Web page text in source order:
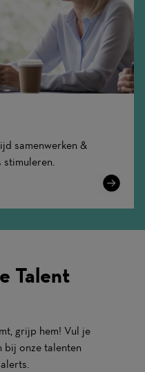
samenwerken &
stimuleren.
Learn
Talent
grijp hem! Vul je
bij onze talenten